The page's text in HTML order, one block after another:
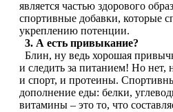
Адаптогены и Ноотропы
Магний + В6
Волосы и кожа
является частью здорового
спортивные добавки, которые
укреплению потенции.
3. А есть привыкание?
Блин, ну ведь хорошая
и следить за питанием! Но
и спорт, и протеины.
дополнение еды: белки,
витамины – это то, что